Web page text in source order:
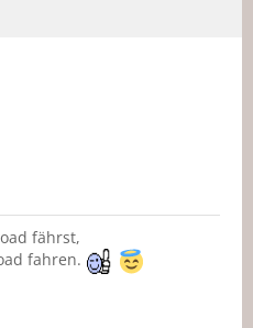
fährst,
fahren.